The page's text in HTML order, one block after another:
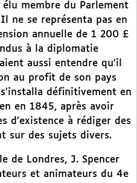
membre du Parlement
ne se représenta pas en
annuelle de 1 200 £
à la diplomatie
aussi entendre qu’il
au profit de son pays
définitivement en
en 1845, après avoir
d’existence à rédiger des
sur des sujets divers.
de Londres, J. Spencer
et animateurs du 4e